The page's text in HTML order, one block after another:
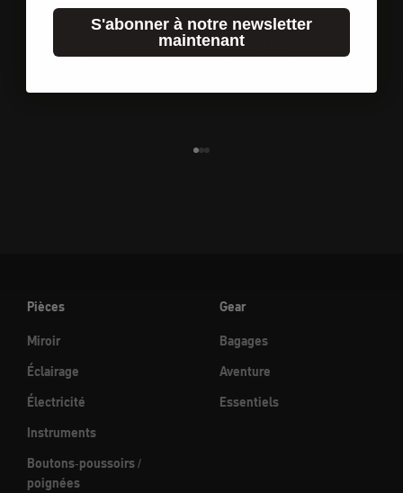
Expédition depuis les États-Unis
Pièces
Miroir
Éclairage
Électricité
Instruments
Boutons-poussoirs /
poignées
Gear
Bagages
Aventure
Essentiels
S'abonner à notre newsletter
maintenant